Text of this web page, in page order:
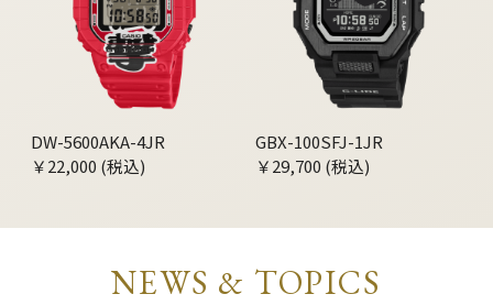
DW-5600AKA-4JR
￥22,000 (税込)
GBX-100SFJ-1JR
￥29,700 (税込)
NEWS & TOPICS